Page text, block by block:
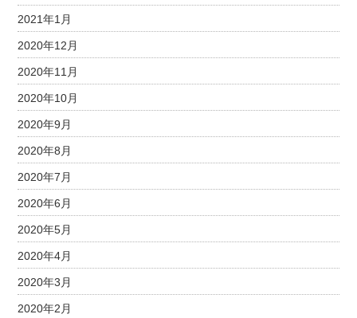
2021年1月
2020年12月
2020年11月
2020年10月
2020年9月
2020年8月
2020年7月
2020年6月
2020年5月
2020年4月
2020年3月
2020年2月